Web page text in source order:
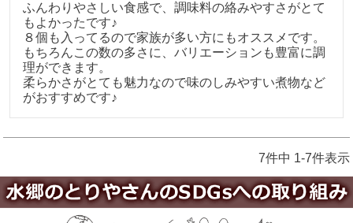
ふんわりやさしい食感で、調味料の絡みやすさがとて
もよかったです♪
８個も入ってるので家族が多い方にもオススメです。
もちろんこの数の多さに、バリエーションも豊富に調
理ができます。
柔らかさがとても魅力なので味のしみやすい煮物など
7件中 1-7件表示